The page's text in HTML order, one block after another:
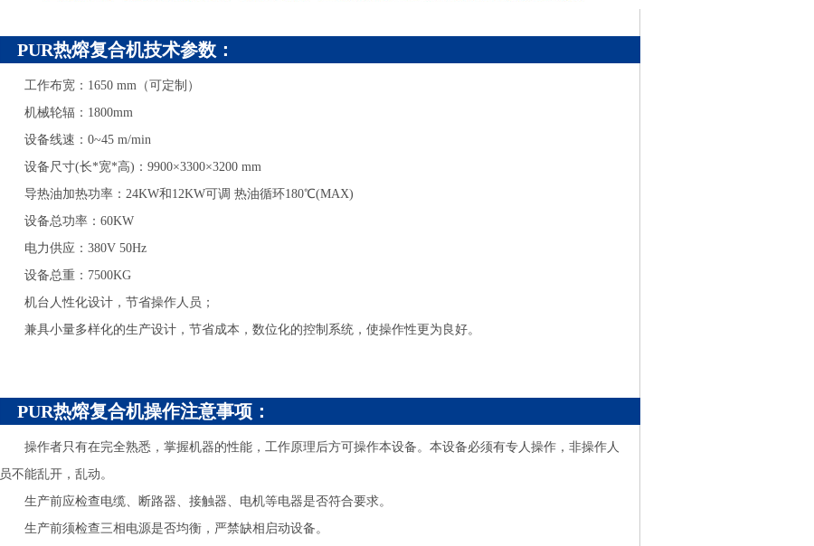
PUR热熔复合机技术参数：
工作布宽：1650 mm（可定制）
机械轮辐：1800mm
设备线速：0~45 m/min
设备尺寸(长*宽*高)：9900×3300×3200 mm
导热油加热功率：24KW和12KW可调 热油循环180℃(MAX)
设备总功率：60KW
电力供应：380V 50Hz
设备总重：7500KG
机台人性化设计，节省操作人员；
兼具小量多样化的生产设计，节省成本，数位化的控制系统，使操作性更为良好。
PUR热熔复合机操作注意事项：
操作者只有在完全熟悉，掌握机器的性能，工作原理后方可操作本设备。本设备必须有专人操作，非操作人
员不能乱开，乱动。
生产前应检查电缆、断路器、接触器、电机等电器是否符合要求。
生产前须检查三相电源是否均衡，严禁缺相启动设备。